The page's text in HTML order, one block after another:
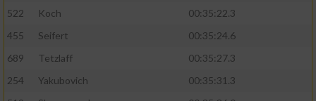
522
Koch
00:35:22.3
455
Seifert
00:35:24.6
689
Tetzlaff
00:35:27.3
254
Yakubovich
00:35:31.3